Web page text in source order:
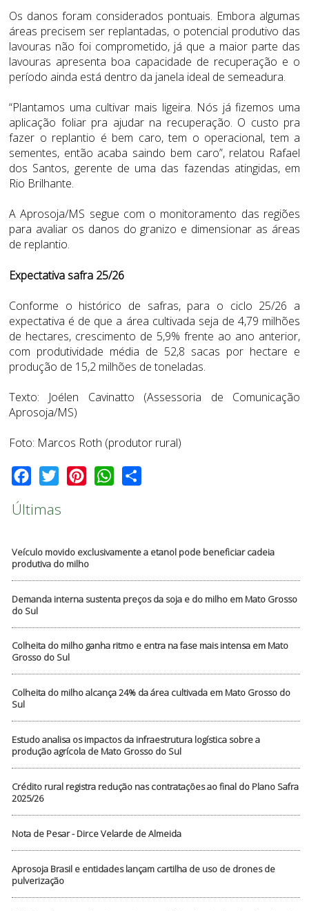
Últimas
Veículo movido exclusivamente a etanol pode beneficiar cadeia
produtiva do milho
Demanda interna sustenta preços da soja e do milho em Mato Grosso
do Sul
Colheita do milho ganha ritmo e entra na fase mais intensa em Mato
Grosso do Sul
Colheita do milho alcança 24% da área cultivada em Mato Grosso do
Sul
Estudo analisa os impactos da infraestrutura logística sobre a
produção agrícola de Mato Grosso do Sul
Crédito rural registra redução nas contratações ao final do Plano Safra
2025/26
Nota de Pesar - Dirce Velarde de Almeida
Aprosoja Brasil e entidades lançam cartilha de uso de drones de
pulverização
Os danos foram considerados pontuais. Embora algumas
áreas precisem ser replantadas, o potencial produtivo das
lavouras não foi comprometido, já que a maior parte das
lavouras apresenta boa capacidade de recuperação e o
período ainda está dentro da janela ideal de semeadura.
“Plantamos uma cultivar mais ligeira. Nós já fizemos uma
aplicação foliar pra ajudar na recuperação. O custo pra
fazer o replantio é bem caro, tem o operacional, tem a
sementes, então acaba saindo bem caro”, relatou Rafael
dos Santos, gerente de uma das fazendas atingidas, em
Rio Brilhante.
A Aprosoja/MS segue com o monitoramento das regiões
para avaliar os danos do granizo e dimensionar as áreas
de replantio.
Expectativa safra 25/26
Conforme o histórico de safras, para o ciclo 25/26 a
expectativa é de que a área cultivada seja de 4,79 milhões
de hectares, crescimento de 5,9% frente ao ano anterior,
com produtividade média de 52,8 sacas por hectare e
produção de 15,2 milhões de toneladas.
Texto: Joélen Cavinatto (Assessoria de Comunicação
Aprosoja/MS)
Foto: Marcos Roth (produtor rural)
Facebook
Twitter PinterestWhatsApp